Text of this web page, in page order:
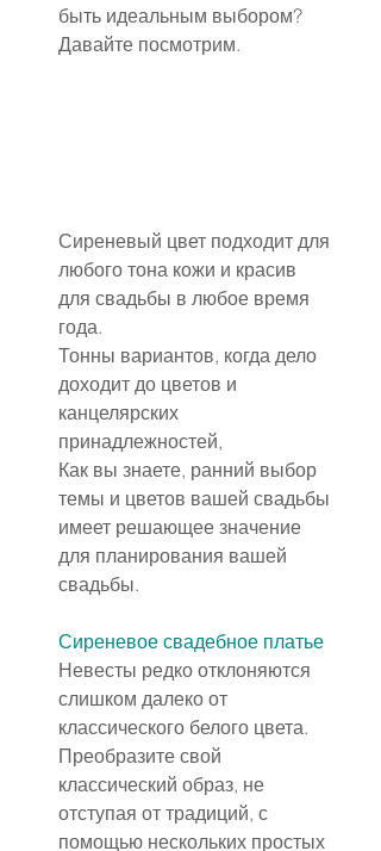
быть идеальным выбором?
Давайте посмотрим.
Сиреневый цвет подходит для
любого тона кожи и красив
для свадьбы в любое время
года.
Тонны вариантов, когда дело
доходит до цветов и
канцелярских
принадлежностей,
Как вы знаете, ранний выбор
темы и цветов вашей свадьбы
имеет решающее значение
для планирования вашей
свадьбы.
Сиреневое свадебное платье
Невесты редко отклоняются
слишком далеко от
классического белого цвета.
Преобразите свой
классический образ, не
отступая от традиций, с
помощью нескольких простых